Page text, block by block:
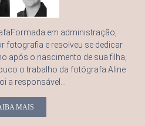
em administração,
fotografia e resolveu se dedicar
após o nascimento de sua filha,
o trabalho da fotógrafa Aline
a responsável...
MAIS